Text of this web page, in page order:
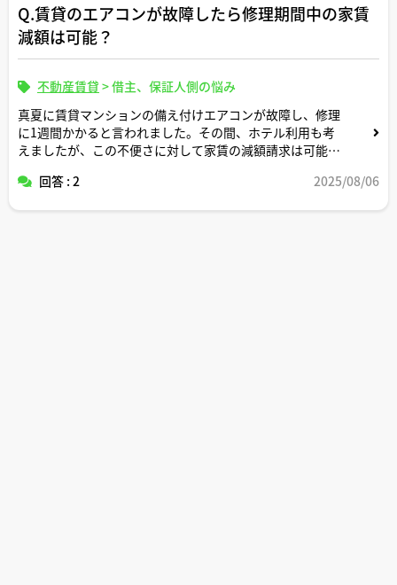
Q.賃貸のエアコンが故障したら修理期間中の家賃
減額は可能？
不動産賃貸 >借主、保証人側の悩み
真夏に賃貸マンションの備え付けエアコンが故障し、修理
に1週間かかると言われました。その間、ホテル利用も考
えましたが、この不便さに対して家賃の減額請求は可能で
回答 : 2 2025/08/06